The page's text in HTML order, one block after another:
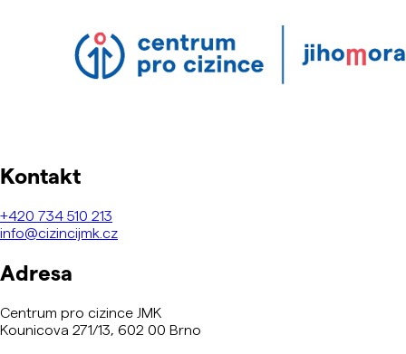
Kontakt
+420 734 510 213
info@cizincijmk.cz
Adresa
Centrum pro cizince JMK
Kounicova 271/13, 602 00 Brno